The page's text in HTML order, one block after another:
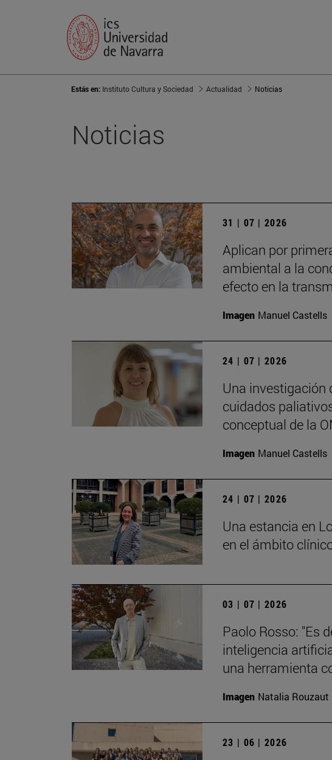
Estás en: Instituto Cultura y Sociedad Actualidad Noticias
Noticias
31 | 07 | 2026
Aplican por
ambiental a la
efecto en la
Imagen Manuel Castells
24 | 07 | 2026
Una investigación
cuidados
conceptual de la
Imagen Manuel Castells
24 | 07 | 2026
Una estancia en
en el ámbito
03 | 07 | 2026
Paolo Rosso: "Es
inteligencia
una herramienta
Imagen Natalia Rouzaut
23 | 06 | 2026